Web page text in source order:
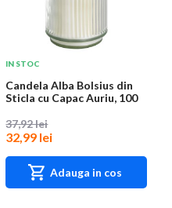
IN STOC
Candela Alba Bolsius din
Sticla cu Capac Auriu, 100
37,92 lei
32,99 lei
Adauga in cos